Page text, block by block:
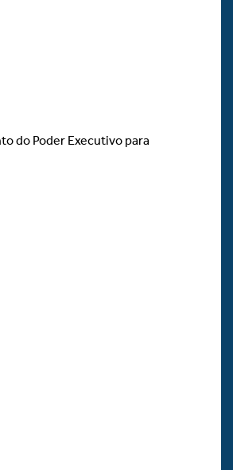
do Poder Executivo para